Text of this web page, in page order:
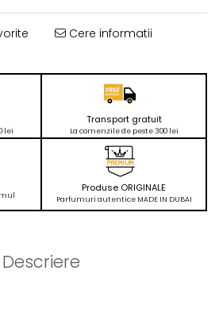
Cere informatii
lei
Transport gratuit
La comenzile de peste 300 lei
Produse ORIGINALE
Parfumuri autentice MADE IN DUBAI
Descriere